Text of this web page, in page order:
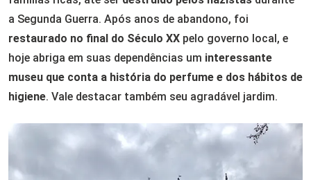
a Segunda Guerra. Após anos de abandono, foi
restaurado no final do Século XX pelo governo local, e
hoje abriga em suas dependências um interessante
museu que conta a história do perfume e dos hábitos de
higiene. Vale destacar também seu agradável jardim.